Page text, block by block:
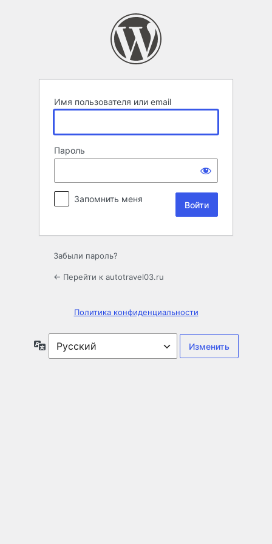
Имя пользователя или email
Пароль
Запомнить меня
Забыли пароль?
← Перейти к autotravel03.ru
Политика конфиденциальности
Язык